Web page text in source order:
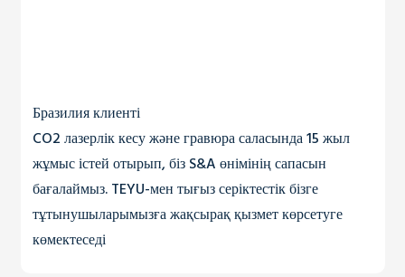
Бразилия клиенті
CO2 лазерлік кесу және гравюра саласында 15 жыл
жұмыс істей отырып, біз S&A өнімінің сапасын
бағалаймыз. TEYU-мен тығыз серіктестік бізге
тұтынушыларымызға жақсырақ қызмет көрсетуге
көмектеседі